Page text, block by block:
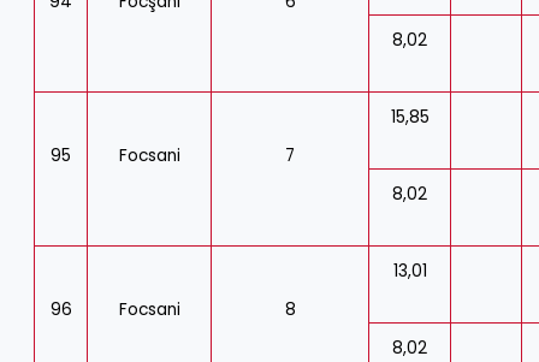
8,02
95 Focsani 7
15,85
8,02
96 Focsani 8
13,01
8,02